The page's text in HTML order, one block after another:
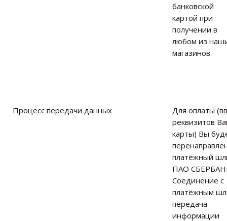
банковской
картой при
получении в
любом из
магазинов.
Процесс передачи данных
Для оплаты
реквизитов
карты) Вы
платёжный
ПАО
Соединение с
платёжным
передача
информации